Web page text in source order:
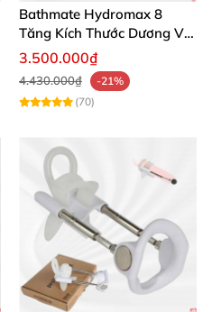
Bathmate Hydromax 8
Tăng Kích Thước Dương Vật
An Toàn Hiệu Quả
3.500.000₫
4.430.000₫
-21%
(70)